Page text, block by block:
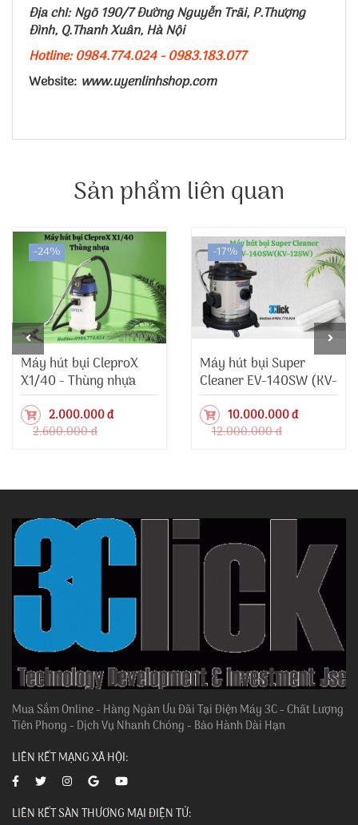
Địa chỉ: Ngõ 190/7 Đường Nguyễn Trãi, P.Thượng
Đình, Q.Thanh Xuân, Hà Nội
Hotline: 0984.774.024 - 0983.183.077
Website: www.uyenlinhshop.com
Sản phẩm liên quan
-24%
Máy hút bụi CleproX
X1/40 - Thùng nhựa
2.000.000 đ
2.600.000 đ
-17%
Máy hút bụi Super
Cleaner EV-140SW (KV-
12SW)
10.000.000 đ
12.000.000 đ
Mua Sắm Online - Hàng Ngàn Ưu Đãi Tại Điện Máy 3C - Chất Lượng
Tiên Phong - Dịch Vụ Nhanh Chóng - Bảo Hành Dài Hạn
LIÊN KẾT MẠNG XÃ HỘI:
LIÊN KẾT SÀN THƯƠNG MẠI ĐIỆN TỬ: